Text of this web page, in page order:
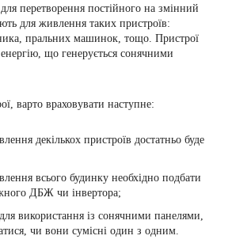
перетворення постійного на змінний
для живлення таких пристроїв:
пральних машинок, тощо. Пристрої
що генерується сонячними
варто враховувати наступне:
декількох пристроїв достатньо буде
всього будинку необхідно подбати
ДБЖ чи інвертора;
використання із сонячними панелями,
чи вони сумісні один з одним.